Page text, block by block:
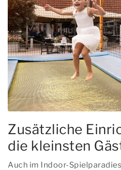
Zusätzliche
die kleinsten
Auch im Indoor-